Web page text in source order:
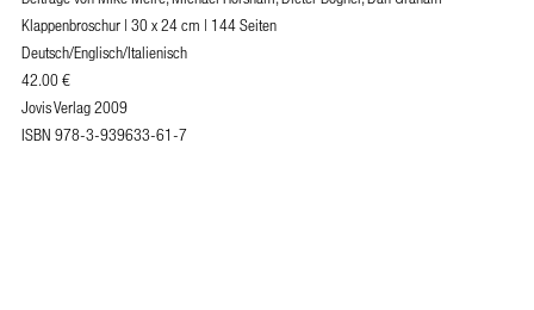
Klappenbroschur | 30 x 24 cm | 144 Seiten
Deutsch/Englisch/Italienisch
42.00€
Jovis Verlag 2009
ISBN 978-3-939633-61-7